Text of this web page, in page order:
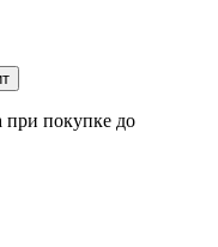
при покупке до